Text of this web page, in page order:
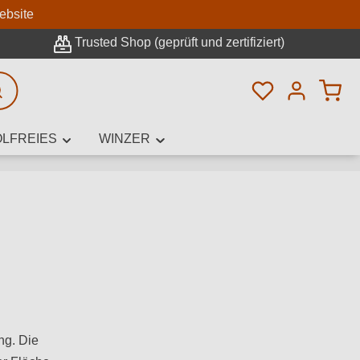
Trusted Shop (geprüft und zertifiziert)
Du hast 0
WINZER
Die
Suche